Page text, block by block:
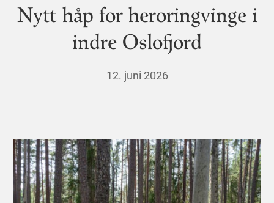
Nytt håp for heroringvinge i
indre Oslofjord
12. juni 2026